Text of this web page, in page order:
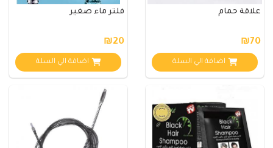
علاقة حمام
₪70
اضافة الي السلة
فلتر ماء صغير
₪20
اضافة الي السلة